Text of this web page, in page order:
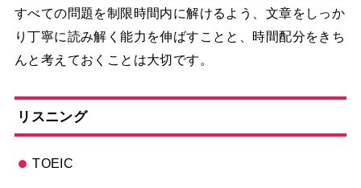
すべての問題を制限時間内に解けるよう、文章をしっか
り丁寧に読み解く能力を伸ばすことと、時間配分をきち
んと考えておくことは大切です。
リスニング
TOEIC